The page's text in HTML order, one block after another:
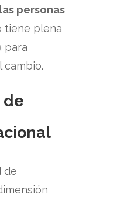
personas
tiene plena
para
cambio.
de
de